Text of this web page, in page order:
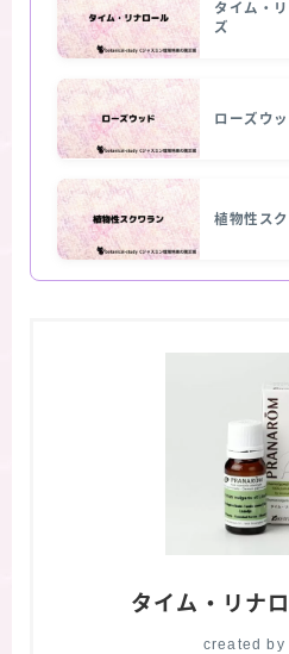
タイム・
ズ
ローズウ
植物性ス
タイム・リナ
created by